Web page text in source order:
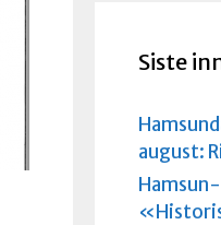
Siste
august: